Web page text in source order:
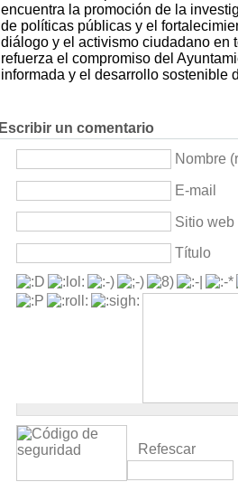
encuentra la promoción de la
de políticas públicas y el
diálogo y el activismo ciudadano en
refuerza el compromiso del
informada y el desarrollo sostenible
Escribir un comentario
Nombre
E-mail
Sitio web
Título
Refescar